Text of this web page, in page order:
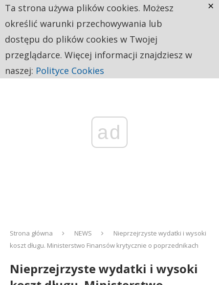
ad
Strona główna NEWS
Nieprzejrzyste wydatki i wysoki
koszt długu. Ministerstwo Finansów krytycznie o poprzednikach
Nieprzejrzyste wydatki i wysoki
Ta strona używa plików cookies. Możesz
określić warunki przechowywania lub
dostępu do plików cookies w Twojej
przeglądarce. Więcej informacji znajdziesz w
naszej: Polityce Cookies
×